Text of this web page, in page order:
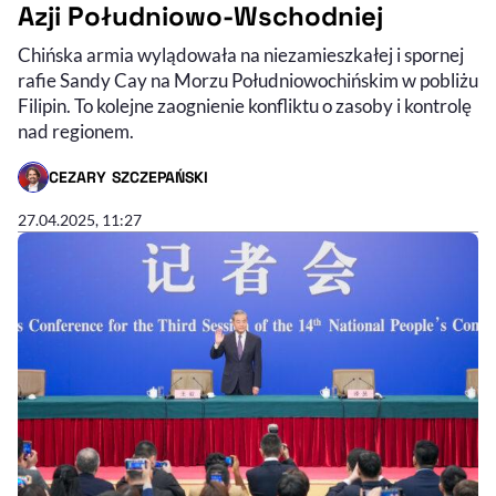
Azji Południowo-Wschodniej
Chińska armia wylądowała na niezamieszkałej i spornej
rafie Sandy Cay na Morzu Południowochińskim w pobliżu
Filipin. To kolejne zaognienie konfliktu o zasoby i kontrolę
nad regionem.
CEZARY SZCZEPAŃSKI
- AUTOR ARTYKUŁU - PROFIL
27.04.2025, 11:27